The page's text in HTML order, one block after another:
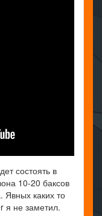
состоять в
10-20 баксов
Явных каких то
я не заметил.